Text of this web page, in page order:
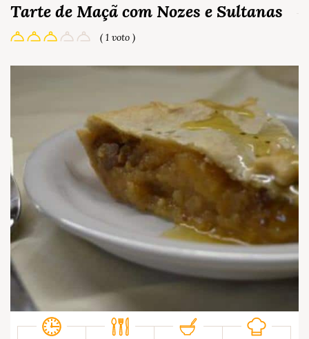
Tarte de Maçã com Nozes e Sultanas
( 1 voto )